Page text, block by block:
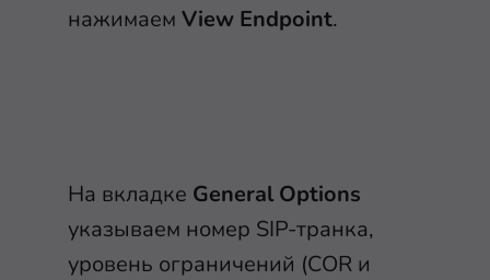
нажимаем View Endpoint.
На вкладке General Options
указываем номер SIP-транка,
уровень ограничений (COR и